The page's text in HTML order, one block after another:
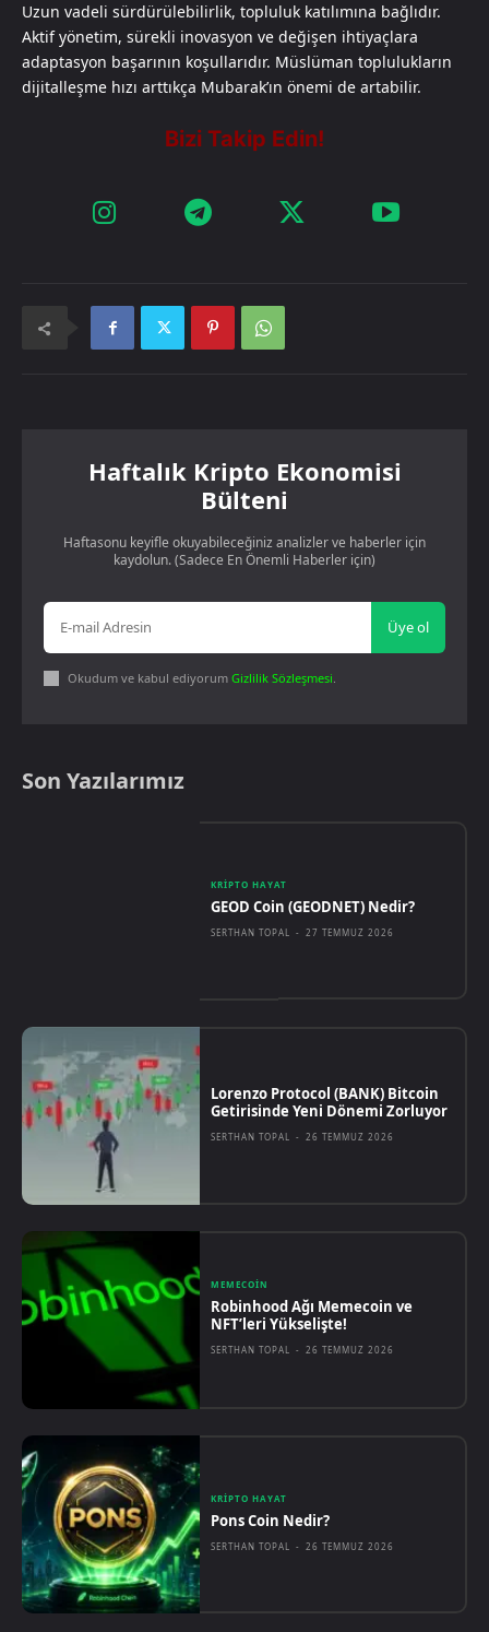
Uzun vadeli sürdürülebilirlik, topluluk katılımına bağlıdır.
Aktif yönetim, sürekli inovasyon ve değişen ihtiyaçlara
adaptasyon başarının koşullarıdır. Müslüman toplulukların
dijitalleşme hızı arttıkça Mubarak’ın önemi de artabilir.
Haftalık Kripto Ekonomisi
Bülteni
Haftasonu keyifle okuyabileceğiniz analizler ve haberler için
kaydolun. (Sadece En Önemli Haberler için)
Üye ol
Okudum ve kabul ediyorum Gizlilik Sözleşmesi.
Son Yazılarımız
KRIPTO HAYAT
GEOD Coin (GEODNET) Nedir?
SERTHAN TOPAL - 27 TEMMUZ 2026
Lorenzo Protocol (BANK) Bitcoin
Getirisinde Yeni Dönemi Zorluyor
SERTHAN TOPAL - 26 TEMMUZ 2026
MEMECOIN
Robinhood Ağı Memecoin ve
NFT’leri Yükselişte!
SERTHAN TOPAL - 26 TEMMUZ 2026
KRIPTO HAYAT
Pons Coin Nedir?
SERTHAN TOPAL - 26 TEMMUZ 2026